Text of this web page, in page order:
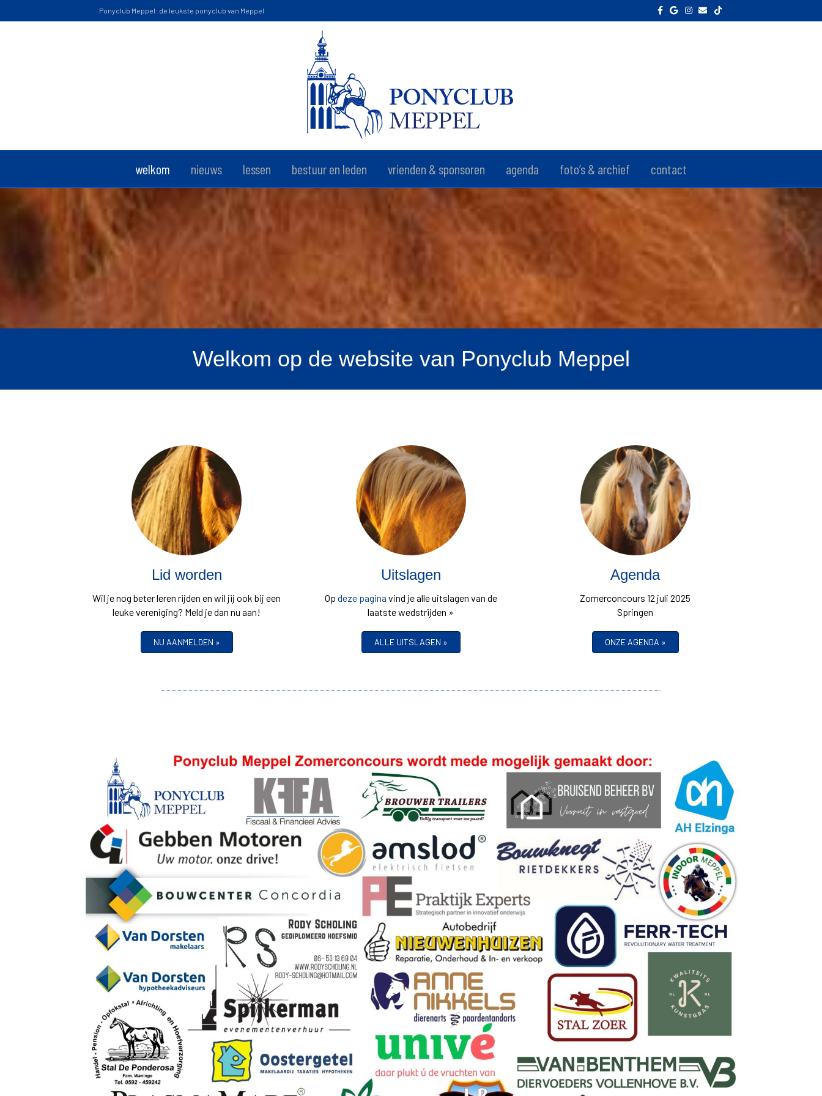
Ponyclub Meppel: de leukste ponyclub van Meppel Facebook
GoogleInstagram
EmailTiktok
welkom nieuws lessen bestuur en leden vrienden & sponsoren agenda foto’s & archief contact
Welkom op de website van Ponyclub Meppel
Lid worden
Wil je nog beter leren rijden en wil jij ook bij een
leuke vereniging? Meld je dan nu aan!
NU AANMELDEN »
Uitslagen
Op deze pagina vind je alle uitslagen van de
laatste wedstrijden »
ALLE UITSLAGEN »
Agenda
Zomerconcours 12 juli 2025
Springen
ONZE AGENDA »